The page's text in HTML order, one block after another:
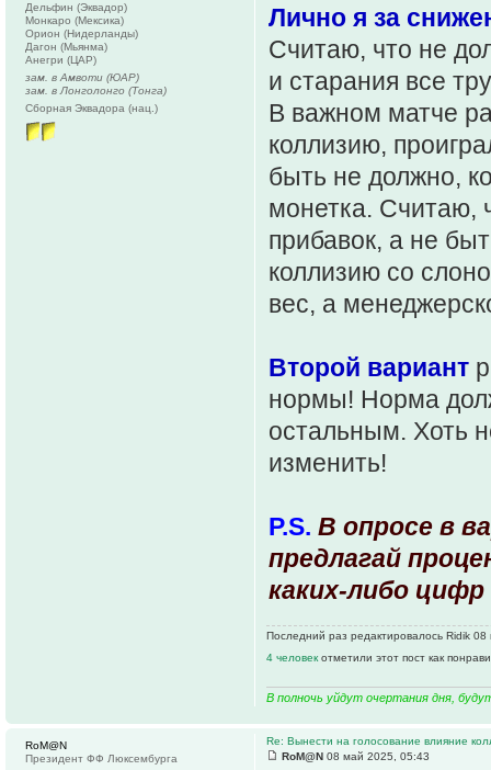
Лично я за
Считаю, что не
и старания все
В важном матче
коллизию,
быть не должно,
монетка. Считаю,
прибавок, а не
коллизию со
вес, а
Второй вариант
нормы! Норма
остальным. Хоть
изменить!
P.S. В опросе в
предлагай
каких-либо цифр
Последний раз редактировалось Ridik
4 человек отметили этот пост как
В полночь уйдут очертания дня,
Дельфин (Эквадор)
Монкаро (Мексика)
Орион (Нидерланды)
Дагон (Мьянма)
Анегри (ЦАР)
зам. в Амвоти (ЮАР)
зам. в Лонголонго (Тонга)
Сборная Эквадора (нац.)
Re: Вынести на голосование влияние
RoM@N 08 май 2025, 05:43
RoM@N
Президент ФФ Люксембурга